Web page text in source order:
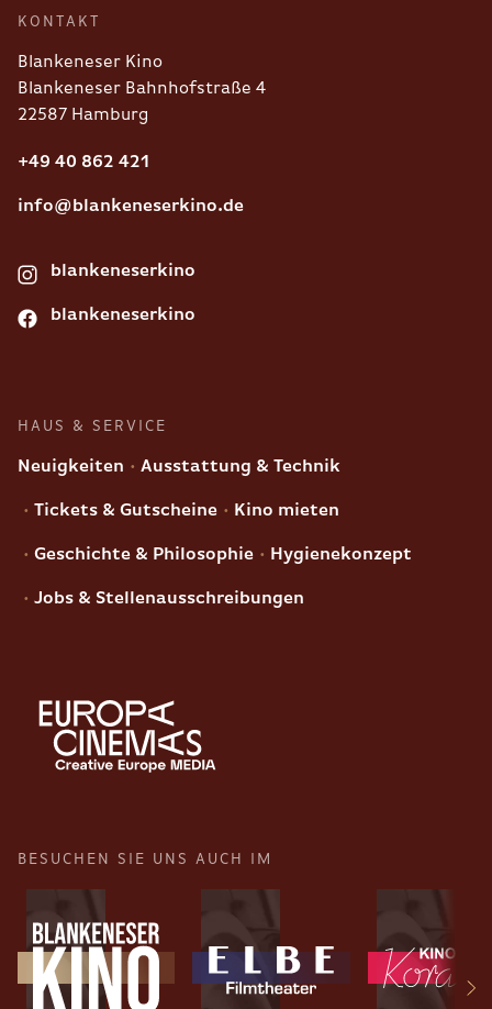
KONTAKT
Blankeneser Kino
Blankeneser Bahnhofstraße 4
22587 Hamburg
+49 40 862 421
info@blankeneserkino.de
blankeneserkino
blankeneserkino
HAUS & SERVICE
Neuigkeiten Ausstattung & Technik
Tickets & Gutscheine Kino mieten
Geschichte & Philosophie Hygienekonzept
Jobs & Stellenausschreibungen
BESUCHEN SIE UNS AUCH IM